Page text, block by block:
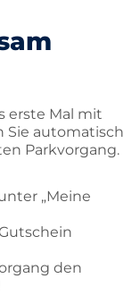
erste Mal mit
Sie automatisch
Parkvorgang.
„Meine
den